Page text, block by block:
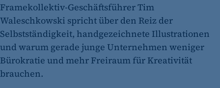
Framekollektiv-Geschäftsführer Tim
Waleschkowski spricht über den Reiz der
Selbstständigkeit, handgezeichnete Illustrationen
und warum gerade junge Unternehmen weniger
Bürokratie und mehr Freiraum für Kreativität
brauchen.